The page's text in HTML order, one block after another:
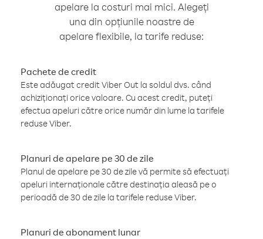
apelare la costuri mai mici. Alegeți
una din opțiunile noastre de
apelare flexibile, la tarife reduse:
Pachete de credit
Este adăugat credit Viber Out la soldul dvs. când
achiziționați orice valoare. Cu acest credit, puteți
efectua apeluri către orice număr din lume la tarifele
reduse Viber.
Planuri de apelare pe 30 de zile
Planul de apelare pe 30 de zile vă permite să efectuați
apeluri internaționale către destinația aleasă pe o
perioadă de 30 de zile la tarifele reduse Viber.
Planuri de abonament lunar